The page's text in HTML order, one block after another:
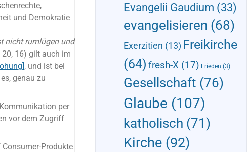
und Demokratie
nicht rumlügen und
16) gilt auch im
, und ist bei
genau zu
per
vor dem Zugriff
Produkte
Evangelii Gaudium (33)
evangelisieren (68)
Exerzitien (13) Freikirche
(64) fresh-X(17) Frieden (3)
Gesellschaft (76)
Glaube (107)
katholisch (71)
Kirche(92)